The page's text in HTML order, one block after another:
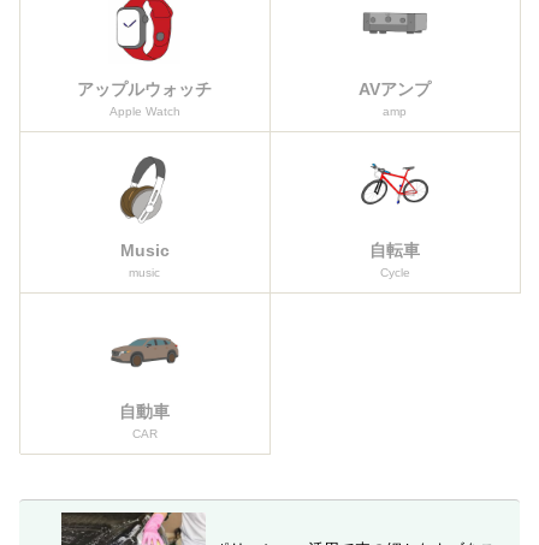
アップルウォッチ
Apple Watch
AVアンプ
amp
Music
music
自転車
Cycle
自動車
CAR